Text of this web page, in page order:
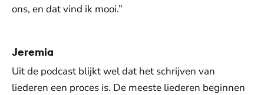
ons, en dat vind ik mooi.”
Jeremia
Uit de podcast blijkt wel dat het schrijven van
liederen een proces is. De meeste liederen beginnen